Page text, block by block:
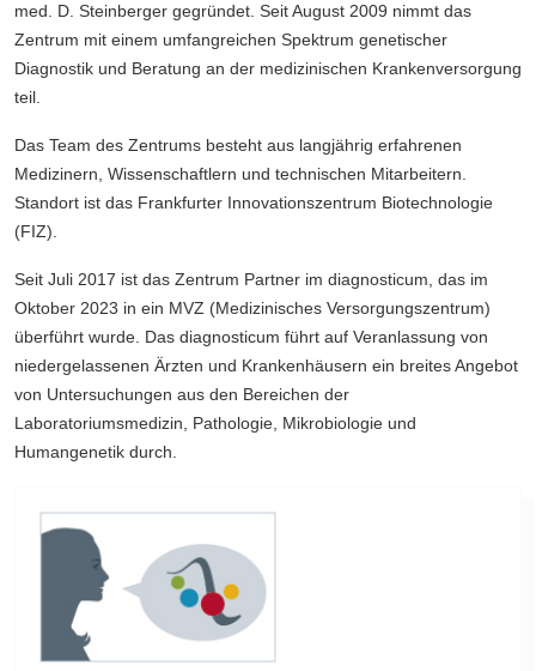
med. D. Steinberger gegründet. Seit August 2009 nimmt das
Zentrum mit einem umfangreichen Spektrum genetischer
Diagnostik und Beratung an der medizinischen Krankenversorgung
teil.
Das Team des Zentrums besteht aus langjährig erfahrenen
Medizinern, Wissenschaftlern und technischen Mitarbeitern.
Standort ist das Frankfurter Innovationszentrum Biotechnologie
(FIZ).
Seit Juli 2017 ist das Zentrum Partner im diagnosticum, das im
Oktober 2023 in ein MVZ (Medizinisches Versorgungszentrum)
überführt wurde. Das diagnosticum führt auf Veranlassung von
niedergelassenen Ärzten und Krankenhäusern ein breites Angebot
von Untersuchungen aus den Bereichen der
Laboratoriumsmedizin, Pathologie, Mikrobiologie und
Humangenetik durch.